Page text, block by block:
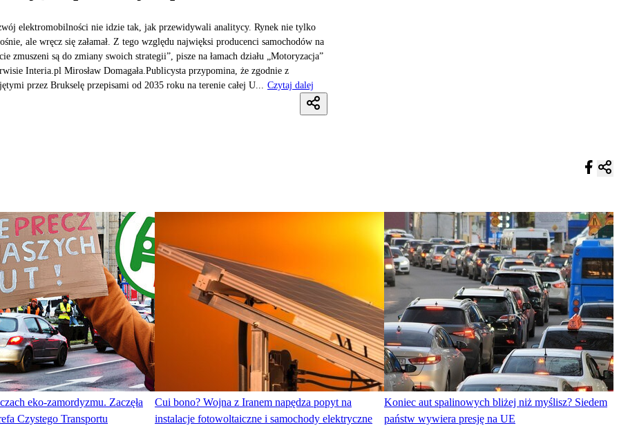
elektromobilności nie idzie tak, jak przewidywali analitycy. Rynek nie tylko
ale wręcz się załamał. Z tego względu najwięksi producenci samochodów na
zmuszeni są do zmiany swoich strategii”, pisze na łamach działu „Motoryzacja”
Interia.pl Mirosław Domagała.Publicysta przypomina, że zgodnie z
przez Brukselę przepisami od 2035 roku na terenie całej U...
Czytaj dalej
eko-zamordyzmu. Zaczęła
Czystego Transportu
Cui bono? Wojna z Iranem napędza popyt na
instalacje fotowoltaiczne i samochody elektryczne
Koniec aut spalinowych bliżej niż myślisz? Siedem
państw wywiera presję na UE